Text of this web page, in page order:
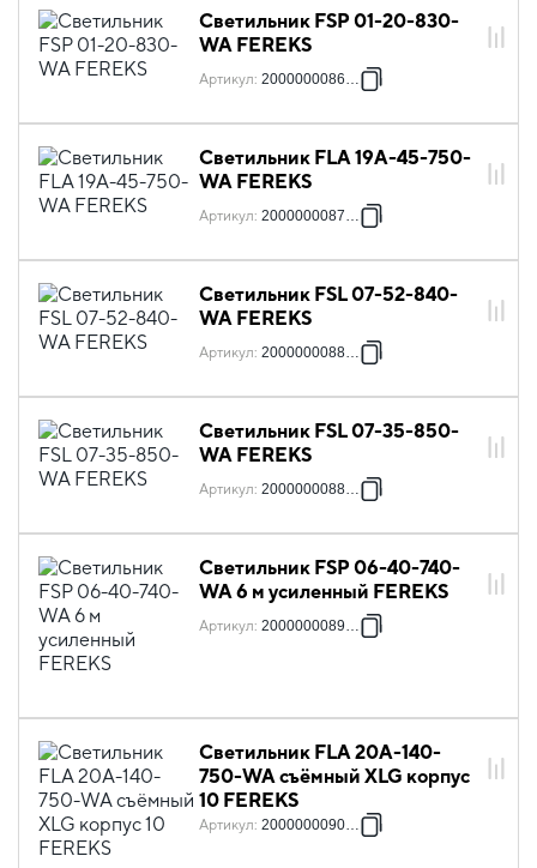
Светильник FSP 01-20-830-
WA FEREKS
Артикул: 2000000086637
Светильник FLA 19A-45-750-
WA FEREKS
Артикул: 2000000087160
Светильник FSL 07-52-840-
WA FEREKS
Артикул: 2000000088150
Светильник FSL 07-35-850-
WA FEREKS
Артикул: 2000000088556
Светильник FSP 06-40-740-
WA 6 м усиленный FEREKS
Артикул: 2000000089058
Светильник FLA 20A-140-
750-WA съёмный XLG корпус
10 FEREKS
Артикул: 2000000090399